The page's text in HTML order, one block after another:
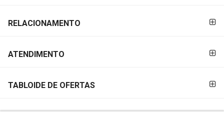
RELACIONAMENTO
ATENDIMENTO
TABLOIDE DE OFERTAS